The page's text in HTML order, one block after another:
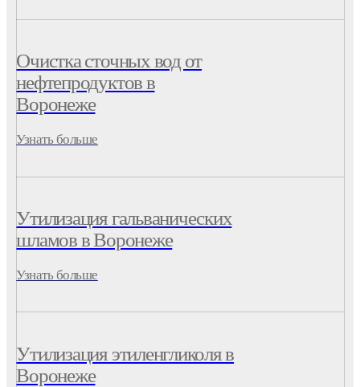
Очистка сточных вод от
нефтепродуктов в
Воронеже
Узнать больше
Утилизация гальванических
шламов в Воронеже
Узнать больше
Утилизация этиленгликоля в
Воронеже